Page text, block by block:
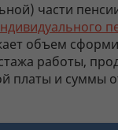
части
объем
работы,
платы и суммы